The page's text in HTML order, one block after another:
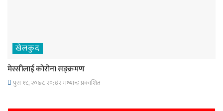
खेलकुद
मेस्सीलाई कोरोना सङ्क्रमण
पुस १८, २०७८ २०;४२ मध्यान्ह प्रकाशित